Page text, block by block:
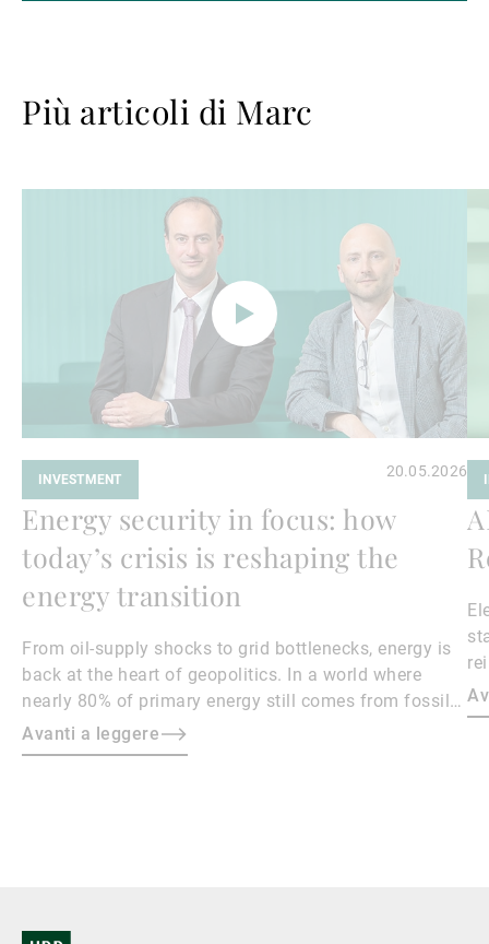
Più articoli di Marc
INVESTMENT 20.05.2026
Energy security in focus: how
today’s crisis is reshaping the
energy transition
From oil‑supply shocks to grid bottlenecks, energy is
back at the heart of geopolitics. In a world where
nearly 80% of primary energy still comes from fossil
fuels, recent conflicts and supply disruptions have
exposed vulnerabilities – but they’re also catalysing
Avanti a leggere